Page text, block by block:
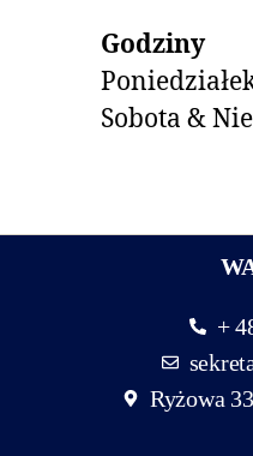
Godziny
Sobota &
+
Ryżowa